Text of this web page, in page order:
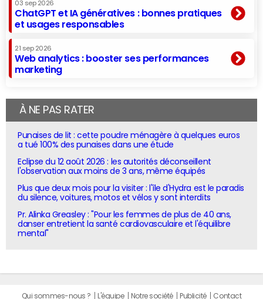
03 sep 2026
ChatGPT et IA génératives : bonnes pratiques
et usages responsables
21 sep 2026
Web analytics : booster ses performances
marketing
À NE PAS RATER
Punaises de lit : cette poudre ménagère à quelques euros
a tué 100% des punaises dans une étude
Eclipse du 12 août 2026 : les autorités déconseillent
l'observation aux moins de 3 ans, même équipés
Plus que deux mois pour la visiter : l'île d'Hydra est le paradis
du silence, voitures, motos et vélos y sont interdits
Pr. Alinka Greasley : "Pour les femmes de plus de 40 ans,
danser entretient la santé cardiovasculaire et l'équilibre
mental"
Qui sommes-nous ? L'équipe Notre société Publicité Contact